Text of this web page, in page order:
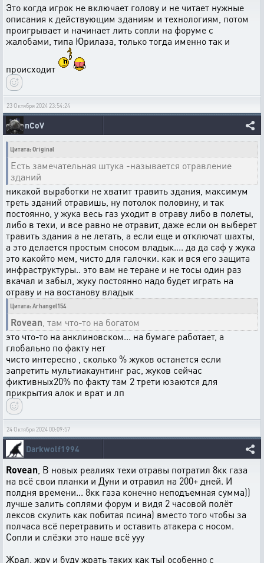
Это когда игрок не включает голову и не читает нужные
описания к действующим зданиям и технологиям, потом
проигрывает и начинает лить сопли на форуме с
жалобами, типа Юрилаза, только тогда именно так и
происходит
23 Октября 2024 23:54:24
nCoV
Цитата: Original
Есть замечательная штука -называется отравление
зданий
никакой выработки не хватит травить здания, максимум
треть зданий отравишь, ну потолок половину, и так
постоянно, у жука весь газ уходит в отраву либо в полеты,
либо в техи, и все равно не отравит, даже если он выберет
травить здания а не летать, а если еще и отключат шахты,
а это делается простым сносом владык.... да да саф у жука
это какойто мем, чисто для галочки. как и вся его защита
инфраструктуры.. это вам не теране и не тосы один раз
вкачал и забыл, жуку постоянно надо будет играть на
отраву и на востанову владык
Цитата: Arhangel154
Rovean , там что-то на богатом
это что-то на анклиновском... на бумаге работает, а
глобально по факту нет
чисто интересно , сколько % жуков останется если
запретить мультиакаунтинг рас, жуков сейчас
фиктивных20% по факту там 2 трети юзаются для
прикрытия алок и врат и лп
24 Октября 2024 00:09:57
Darkwolf1994
Rovean , В новых реалиях техи отравы потратил 8кк газа
на всё свои планки и Дуни и отравил на 200+ дней. И
полдня времени... 8кк газа конечно неподъемная сумма))
лучше залить соплями форум и видя 2 часовой полёт
лексов скулить как побитая псина) вместо того чтобы за
полчаса всё перетравить и оставить атакера с носом.
Сопли и слёзки это наше всё ууу
Жрал, жру и буду жрать таких как ты) особенно с